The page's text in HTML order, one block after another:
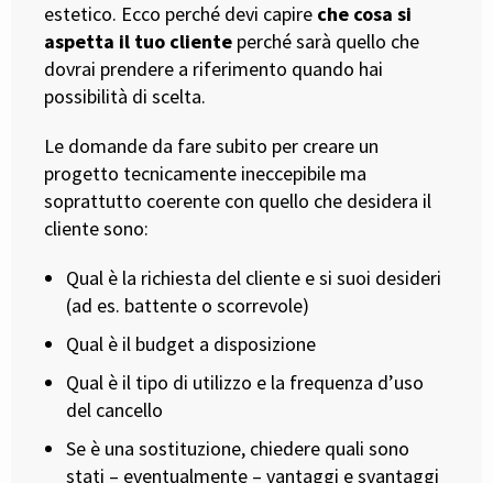
estetico. Ecco perché devi capire che cosa si
aspetta il tuo cliente perché sarà quello che
dovrai prendere a riferimento quando hai
possibilità di scelta.
Le domande da fare subito per creare un
progetto tecnicamente ineccepibile ma
soprattutto coerente con quello che desidera il
cliente sono:
Qual è la richiesta del cliente e si suoi desideri
(ad es. battente o scorrevole)
Qual è il budget a disposizione
Qual è il tipo di utilizzo e la frequenza d’uso
del cancello
Se è una sostituzione, chiedere quali sono
stati – eventualmente – vantaggi e svantaggi